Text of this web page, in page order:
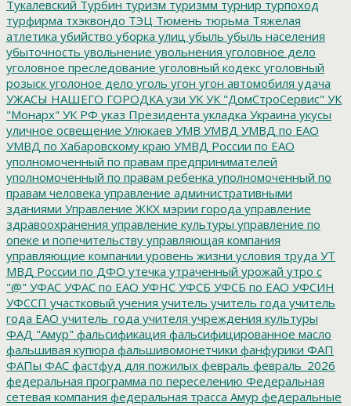
Тукалевский Турбин туризм туризмм турнир турпоход
турфирма тхэквондо ТЭЦ Тюмень тюрьма Тяжелая
атлетика убийство уборка улиц убыль убыль населения
убыточность увольнение увольнения уголовное дело
уголовное преследование уголовный кодекс уголовный
розыск уголоное дело уголь угон угон автомобиля удача
УЖАСЫ НАШЕГО ГОРОДКА узи УК УК "ДомСтроСервис" УК
"Монарх" УК РФ указ Президента укладка Украина укусы
уличное освещение Улюкаев УМВ УМВД УМВД по ЕАО
УМВД по Хабаровскому краю УМВД России по ЕАО
уполномоченный по правам предпринимателей
уполномоченный по правам ребенка уполномоченный по
правам человека управление административными
зданиями Управление ЖКХ мэрии города управление
здравоохранения управление культуры управление по
опеке и попечительству управляющая компания
управляющие компании уровень жизни условия труда УТ
МВД России по ДФО утечка утраченный урожай утро с
"@" УФАС УФАС по ЕАО УФНС УФСБ УФСБ по ЕАО УФСИН
УФССП участковый учения учитель учитель года учитель
года ЕАО учитель_года учителя учреждения культуры
ФАД "Амур" фальсификация фальсифицированное масло
фальшивая купюра фальшивомонетчики фанфурики ФАП
ФАПы ФАС фастфуд для пожилых февраль февраль_2026
федеральная программа по переселению Федеральная
сетевая компания федеральная трасса Амур федеральные